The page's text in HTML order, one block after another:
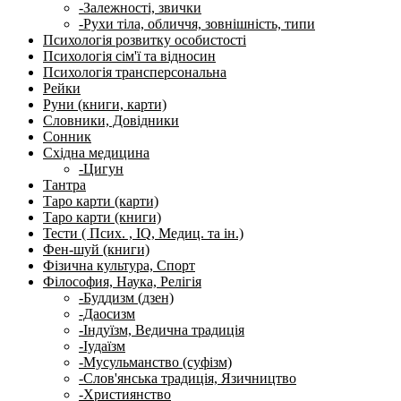
-Залежності, звички
-Рухи тіла, обличчя, зовнішність, типи
Психологія розвитку особистості
Психологія сім'ї та відносин
Психологія трансперсональна
Рейки
Руни (книги, карти)
Словники, Довідники
Сонник
Східна медицина
-Цигун
Тантра
Таро карти (карти)
Таро карти (книги)
Тести ( Псих. , IQ, Медиц. та ін.)
Фен-шуй (книги)
Фізична культура, Спорт
Філософия, Наука, Релігія
-Буддизм (дзен)
-Даосизм
-Індуїзм, Ведична традиція
-Іудаїзм
-Мусульманство (суфізм)
-Слов'янська традиція, Язичництво
-Християнство